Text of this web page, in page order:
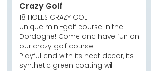
Crazy Golf
18 HOLES CRAZY GOLF
Unique mini-golf course in the
Dordogne! Come and have fun on
our crazy golf course.
Playful and with its neat decor, its
synthetic green coating will